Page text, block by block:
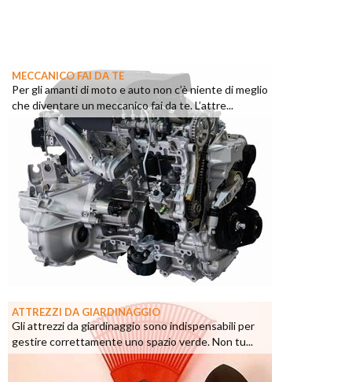
MECCANICO FAI DA TE
Per gli amanti di moto e auto non c’è niente di meglio
che diventare un meccanico fai da te. L’attre...
ATTREZZI DA GIARDINAGGIO
Gli attrezzi da giardinaggio sono indispensabili per
gestire correttamente uno spazio verde. Non tu...